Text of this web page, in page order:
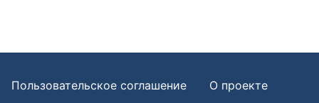
Пользовательское соглашение
О проекте